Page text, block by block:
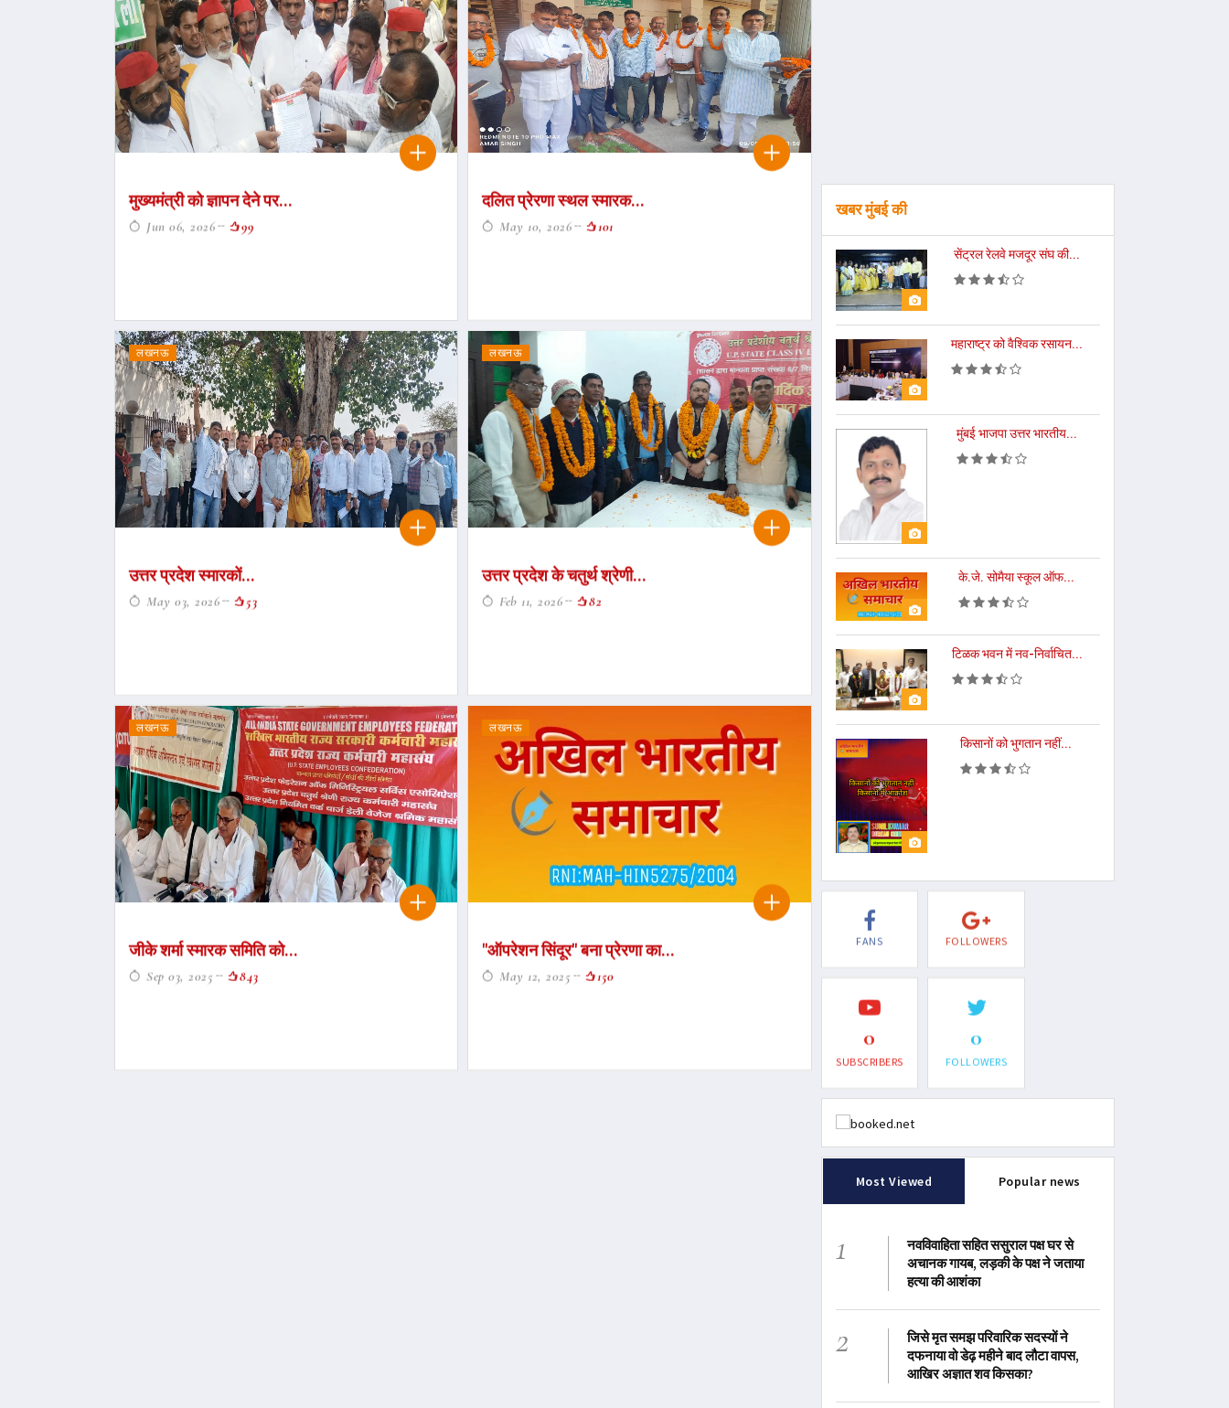
मुख्यमंत्री को ज्ञापन देने पर...
Jun 06, 2026 99
दलित प्रेरणा स्थल स्मारक...
May 10, 2026 101
लखनऊ
उत्तर प्रदेश स्मारकों...
May 03, 2026 53
लखनऊ
उत्तर प्रदेश के चतुर्थ श्रेणी...
Feb 11, 2026 82
लखनऊ
जीके शर्मा स्मारक समिति को...
Sep 03, 2025 843
लखनऊ
"ऑपरेशन सिंदूर" बना प्रेरणा का...
May 12, 2025 150
खबर मुंबई की
सेंट्रल रेलवे मजदूर संघ की...
महाराष्ट्र को वैश्विक रसायन...
मुंबई भाजपा उत्तर भारतीय...
के.जे. सोमैया स्कूल ऑफ...
टिळक भवन में नव-निर्वाचित...
किसानों को भुगतान नहीं...
FANS FOLLOWERS
0
SUBSCRIBERS
0
FOLLOWERS
Most Viewed Popular news
1
नवविवाहिता सहित ससुराल पक्ष घर से
अचानक गायब, लड़की के पक्ष ने जताया
हत्या की आशंका
2
जिसे मृत समझ परिवारिक सदस्यों ने
दफनाया वो डेढ़ महीने बाद लौटा वापस,
आखिर अज्ञात शव किसका?